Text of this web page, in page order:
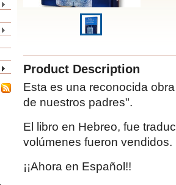
Product Description
Esta es una reconocida
de nuestros padres".
El libro en Hebreo, fue
volúmenes fueron vendidos.
¡¡Ahora en Español!!